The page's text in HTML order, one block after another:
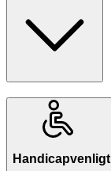
Handicapvenligt